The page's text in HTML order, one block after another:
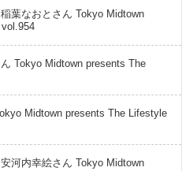
葉なおとさん Tokyo Midtown
Tokyo Midtown presents The
Midtown presents The Lifestyle
河内幸絵さん Tokyo Midtown